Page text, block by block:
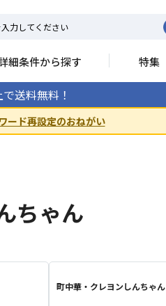
細条件から探す 特集
送料無料！
ード再設定のおねがい
ちゃん
町中華・クレヨンしんちゃん